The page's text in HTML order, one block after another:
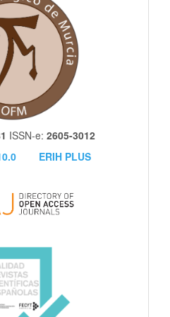
ISSN-e: 2605-3012
ERIH PLUS